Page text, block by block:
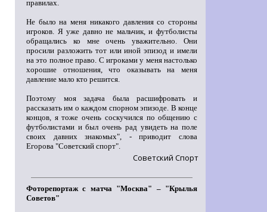
правилах.
Не было на меня никакого давления со стороны
игроков. Я уже давно не мальчик, и футболисты
обращались ко мне очень уважительно. Они
просили разложить тот или иной эпизод и имели
на это полное право. С игроками у меня настолько
хорошие отношения, что оказывать на меня
давление мало кто решится.
Поэтому моя задача была расшифровать и
рассказать им о каждом спорном эпизоде. В конце
концов, я тоже очень соскучился по общению с
футболистами и был очень рад увидеть на поле
своих давних знакомых", - приводит слова
Егорова "Советский спорт".
Советский Спорт
Фоторепортаж с матча "Москва" – "Крылья
Советов"